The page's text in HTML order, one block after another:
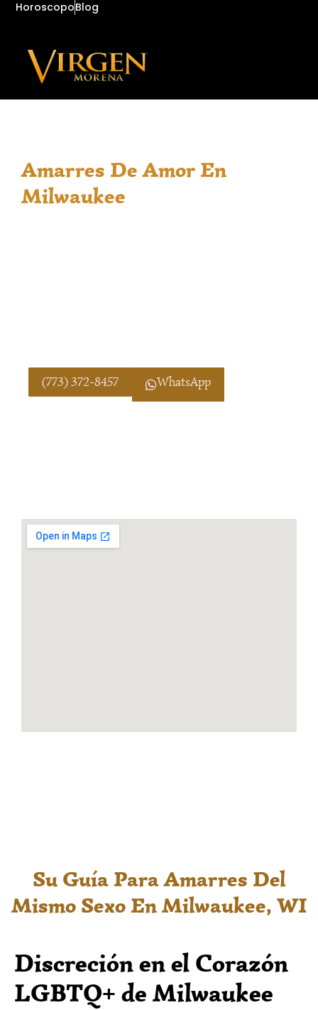
HoroscopoBlog
Amarres De Amor En
Milwaukee
(773) 372-8457 WhatsApp
Su Guía Para Amarres Del
Mismo Sexo En Milwaukee, WI
Discreción en el Corazón
LGBTQ+ de Milwaukee